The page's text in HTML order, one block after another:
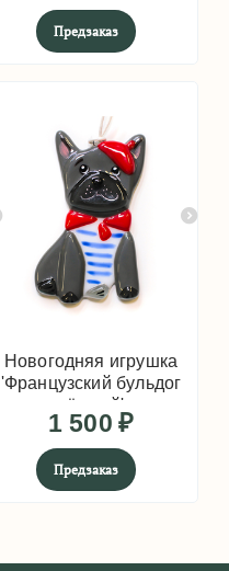
Предзаказ
Новогодняя игрушка
'Французский бульдог
чёрный'
1 500 ₽
Предзаказ